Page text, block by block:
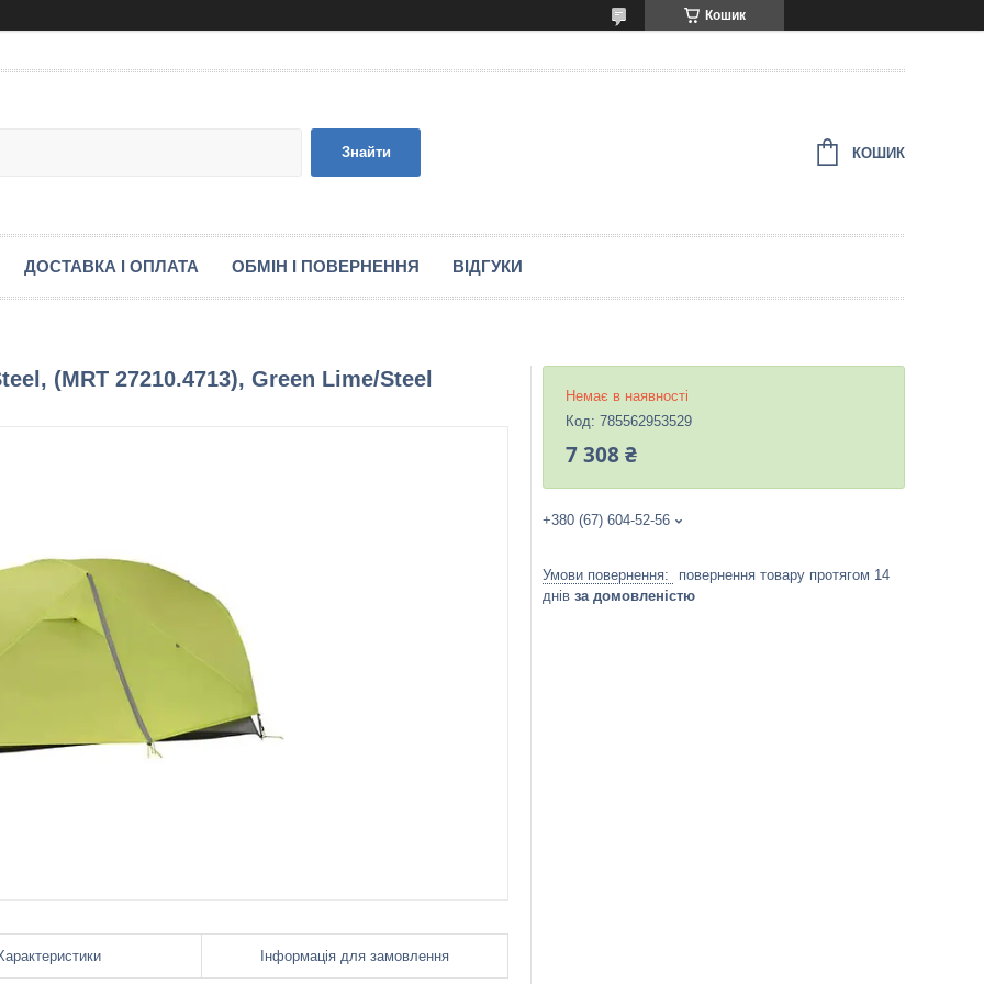
Кошик
Знайти КОШИК
ДОСТАВКА І ОПЛАТА ОБМІН І ПОВЕРНЕННЯ ВІДГУКИ
(MRT 27210.4713), Green Lime/Steel
Інформація для замовлення
Немає в наявності
Код: 785562953529
7 308 ₴
+380 (67) 604-52-56
повернення товару протягом 14
днів за домовленістю